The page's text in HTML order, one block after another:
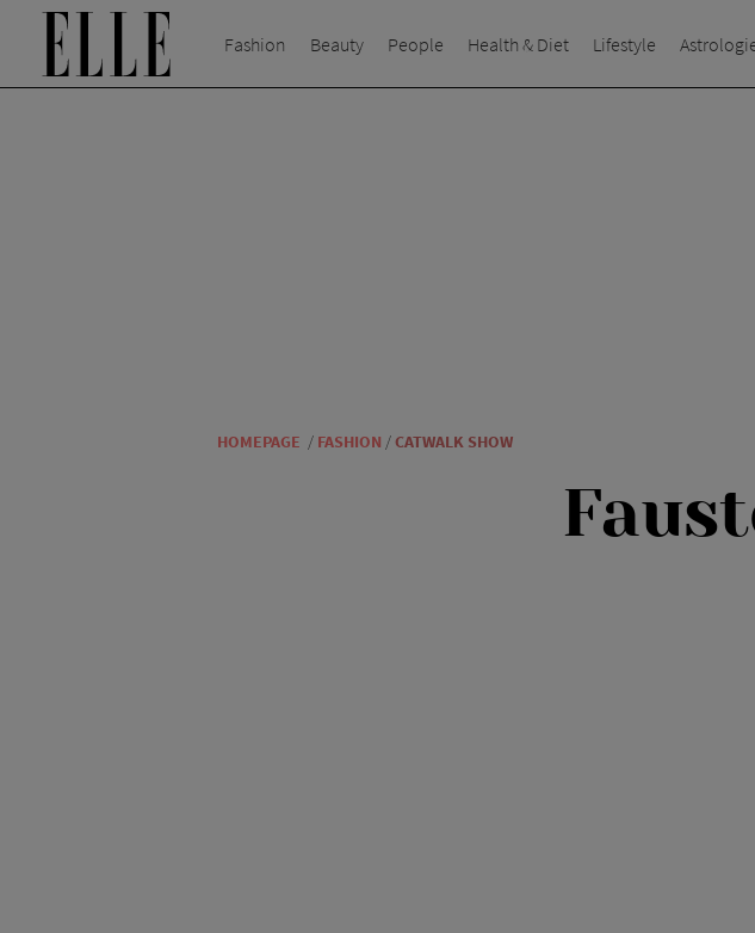
Fashion Beauty People Health & Diet Lifestyle
HOMEPAGE / FASHION /CATWALK SHOW